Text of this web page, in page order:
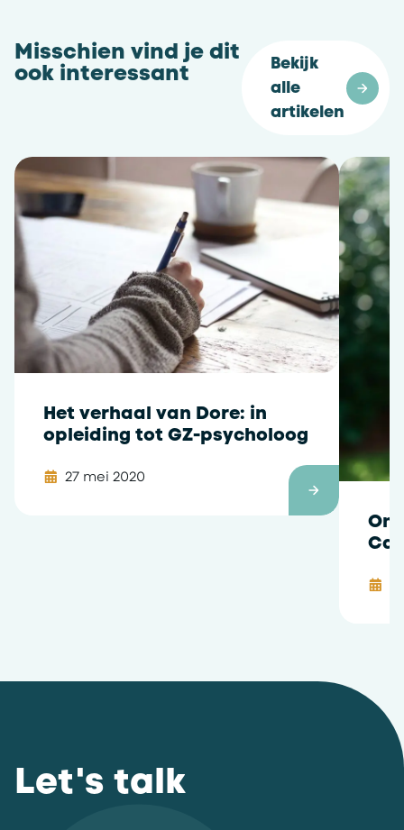
Misschien vind je dit
ook interessant
Bekijk
alle
artikelen
Het verhaal van Dore: in
opleiding tot GZ-psycholoog
27 mei 2020
Let's talk